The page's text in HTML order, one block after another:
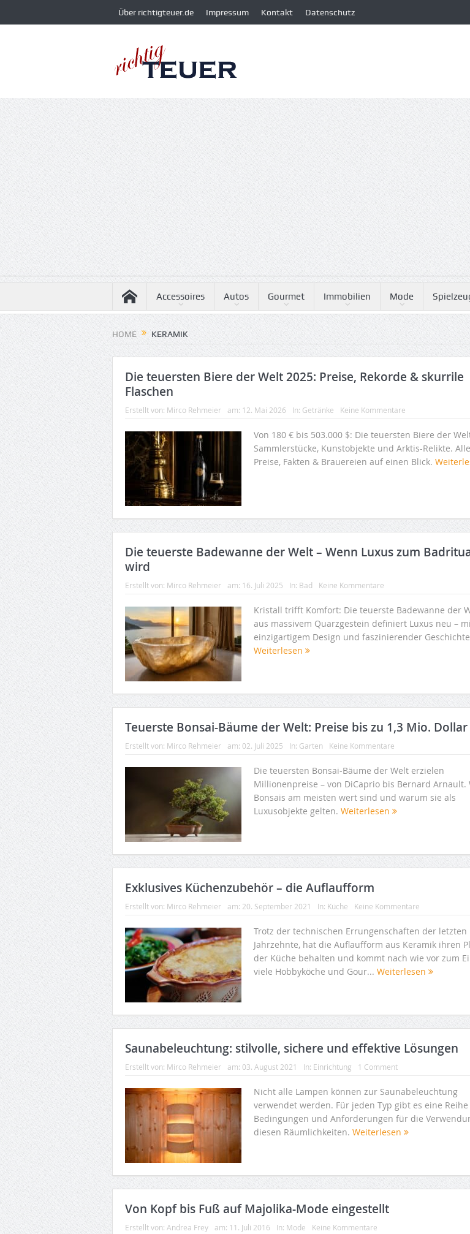
Über richtigteuer.de Impressum Kontakt Datenschutz
Accessoires Autos Gourmet Immobilien Mode
HOME KERAMIK
Die teuersten Biere der Welt 2025: Preise, Rekorde & skurrile
Flaschen
Erstellt von: Mirco Rehmeier am: 12. Mai 2026 In: Getränke Keine Kommentare
Von 180 € bis 503.000 $: Die teuersten Biere der
Sammlerstücke, Kunstobjekte und Arktis-Relikte. Alle
Preise, Fakten & Brauereien auf einen Blick.
Die teuerste Badewanne der Welt – Wenn Luxus zum
wird
Erstellt von: Mirco Rehmeier am: 16. Juli 2025 In: Bad Keine Kommentare
Kristall trifft Komfort: Die teuerste Badewanne der
aus massivem Quarzgestein definiert Luxus neu –
einzigartigem Design und faszinierender
Weiterlesen
Teuerste Bonsai-Bäume der Welt: Preise bis zu 1,3 Mio. Dollar
Erstellt von: Mirco Rehmeier am: 02. Juli 2025 In: Garten Keine Kommentare
Die teuersten Bonsai-Bäume der Welt erzielen
Millionenpreise – von DiCaprio bis Bernard Arnault.
Bonsais am meisten wert sind und warum sie als
Luxusobjekte gelten. Weiterlesen
Exklusives Küchenzubehör – die Auflaufform
Erstellt von: Mirco Rehmeier am: 20. September 2021 In: Küche Keine Kommentare
Trotz der technischen Errungenschaften der letzten
Jahrzehnte, hat die Auflaufform aus Keramik ihren
der Küche behalten und kommt nach wie vor zum
viele Hobbyköche und Gour... Weiterlesen
Saunabeleuchtung: stilvolle, sichere und effektive Lösungen
Erstellt von: Mirco Rehmeier am: 03. August 2021 In: Einrichtung 1 Comment
Nicht alle Lampen können zur Saunabeleuchtung
verwendet werden. Für jeden Typ gibt es eine Reihe
Bedingungen und Anforderungen für die
diesen Räumlichkeiten. Weiterlesen
Von Kopf bis Fuß auf Majolika-Mode eingestellt
Erstellt von: Andrea Frey am: 11. Juli 2016 In: Mode Keine Kommentare